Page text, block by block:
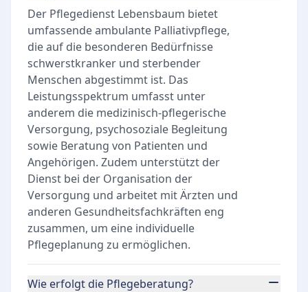
Der Pflegedienst Lebensbaum bietet
umfassende ambulante Palliativpflege,
die auf die besonderen Bedürfnisse
schwerstkranker und sterbender
Menschen abgestimmt ist. Das
Leistungsspektrum umfasst unter
anderem die medizinisch-pflegerische
Versorgung, psychosoziale Begleitung
sowie Beratung von Patienten und
Angehörigen. Zudem unterstützt der
Dienst bei der Organisation der
Versorgung und arbeitet mit Ärzten und
anderen Gesundheitsfachkräften eng
zusammen, um eine individuelle
Pflegeplanung zu ermöglichen.
Wie erfolgt die Pflegeberatung?